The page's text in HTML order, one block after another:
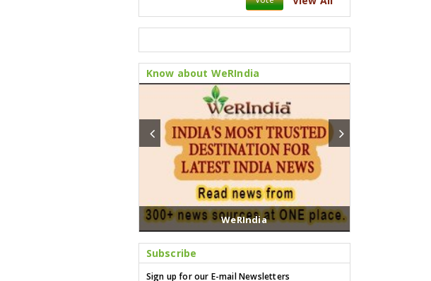
Know about WeRIndia
WeRIndia
Subscribe
Sign up for our E-mail Newsletters